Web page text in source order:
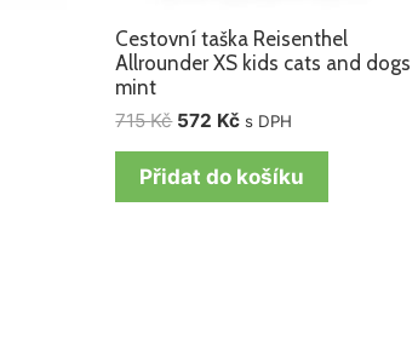
Cestovní taška Reisenthel
Allrounder XS kids cats and dogs
mint
715Kč 572 Kč s DPH
Přidat do košíku